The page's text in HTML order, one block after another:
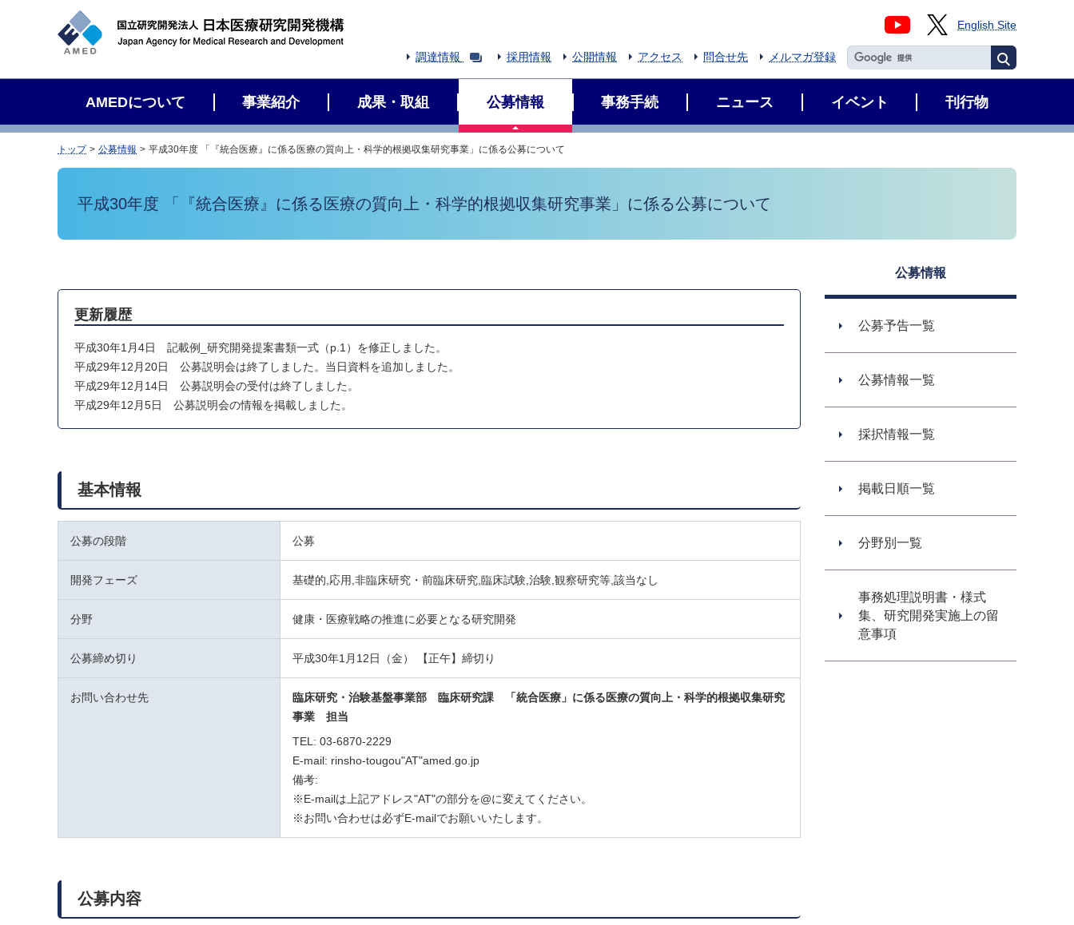
English Site
調達情報 採用情報 公開情報 アクセス 問合せ先 メルマガ登録
AMEDについて 事業紹介 成果・取組 公募情報 事務手続 ニュース イベント 刊行物
トップ 公募情報 平成30年度 「『統合医療』に係る医療の質向上・科学的根拠収集研究事業」に係る公募について
平成30年度 「『統合医療』に係る医療の質向上・科学的根拠収集研究事業」に係る公募について
更新履歴
平成30年1月4日 記載例_研究開発提案書類一式（p.1）を修正しました。
平成29年12月20日 公募説明会は終了しました。当日資料を追加しました。
平成29年12月14日 公募説明会の受付は終了しました。
平成29年12月5日 公募説明会の情報を掲載しました。
基本情報
公募の段階 公募
開発フェーズ 基礎的,応用,非臨床研究・前臨床研究,臨床試験,治験,観察研究等,該当なし
分野 健康・医療戦略の推進に必要となる研究開発
公募締め切り 平成30年1月12日（金） 【正午】締切り
お問い合わせ先 臨床研究・治験基盤事業部 臨床研究課
「統合医療」に係る医療の質向上・科学的根拠収集研究
事業
担当
TEL: 03-6870-2229
E-mail: rinsho-tougou"AT"amed.go.jp
備考:
※E-mailは上記アドレス"AT"の部分を@に変えてください。
※お問い合わせは必ずE-mailでお願いいたします。
公募内容
公募情報
公募予告一覧
公募情報一覧
採択情報一覧
掲載日順一覧
分野別一覧
事務処理説明書・様式
集、研究開発実施上の留
意事項